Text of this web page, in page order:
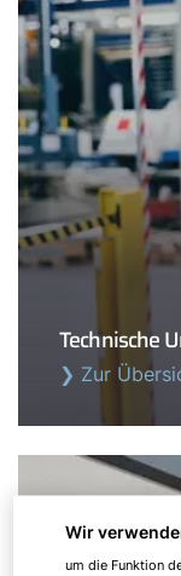
Technische
❯ Zur
Wir
um die Funktion